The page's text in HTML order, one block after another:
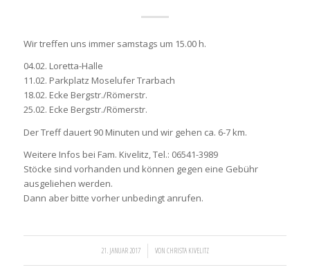
Wir treffen uns immer samstags um 15.00 h.
04.02. Loretta-Halle
11.02. Parkplatz Moselufer Trarbach
18.02. Ecke Bergstr./Römerstr.
25.02. Ecke Bergstr./Römerstr.
Der Treff dauert 90 Minuten und wir gehen ca. 6-7 km.
Weitere Infos bei Fam. Kivelitz, Tel.: 06541-3989
Stöcke sind vorhanden und können gegen eine Gebühr
ausgeliehen werden.
Dann aber bitte vorher unbedingt anrufen.
21. JANUAR 2017
/ VON CHRISTA KIVELITZ